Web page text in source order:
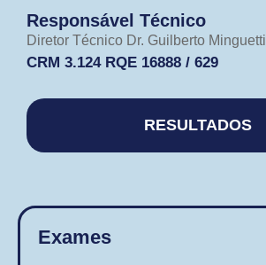
Responsável Técnico
Diretor Técnico Dr. Guilberto Minguetti
CRM 3.124 RQE 16888 / 629​
RESULTADOS
Exames